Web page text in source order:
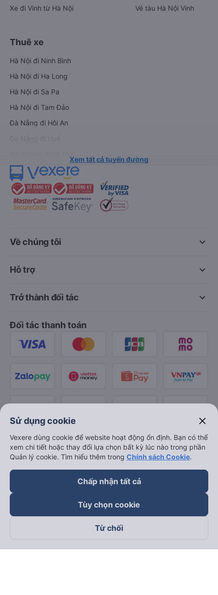
Xe đi Vinh từ Hà Nội
Vé tàu Hà Nội Vinh
Thuê xe
Hà Nội đi Ninh Bình
Hà Nội đi Hạ Long
Hà Nội đi Sa Pa
Hà Nội đi Tam Đảo
Đà Nẵng đi Hội An
Xem tất cả tuyến đường
keyboard_arrow_down
Về chúng tôi
keyboard_arrow_down
Hỗ trợ
keyboard_arrow_down
Trở thành đối tác
Đối tác thanh toán
Theo dõi chúng tôi trên
Sử dụng cookie close
Vexere dùng cookie để website hoạt động ổn định. Bạn có thể
xem chi tiết hoặc thay đổi lựa chọn bất kỳ lúc nào trong phần
Quản lý cookie. Tìm hiểu thêm trong Chính sách Cookie.
Chấp nhận tất cả
Tùy chọn cookie
Từ chối